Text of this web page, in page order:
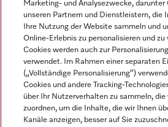
DEUTSCH
Miele auf Instagram
Miele auf Youtube
Marketing- und Analysezwecke, darunter
unseren Partnern und Dienstleistern, die
Ihre Nutzung der Website sammeln und
Online-Erlebnis zu personalisieren und zu
Cookies werden auch zur
verwendet. Im Rahmen einer separaten
(„Vollständige Personalisierung“)
Cookies und andere Tracking-
über Ihr Nutzerverhalten zu sammeln, die
zuordnen, um die Inhalte, die wir Ihnen
Kanäle anzeigen, besser auf Sie